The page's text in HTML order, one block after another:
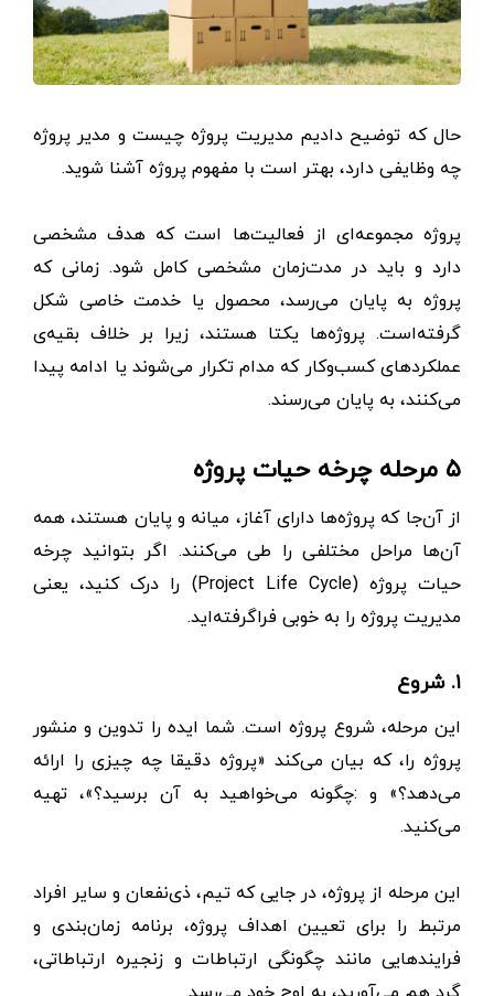
حال که توضیح دادیم مدیریت پروژه چیست و مدیر پروژه
چه وظایفی دارد، بهتر است با مفهوم پروژه آشنا شوید.
پروژه مجموعه‌ای از فعالیت‌ها است که هدف مشخصی
دارد و باید در مدت‌زمان مشخصی کامل شود. زمانی که
پروژه به پایان می‌رسد، محصول یا خدمت خاصی شکل
گرفته‌است. پروژه‌ها یکتا هستند، زیرا بر خلاف بقیه‌ی
عملکردهای کسب‌وکار که مدام تکرار می‌شوند یا ادامه پیدا
می‌کنند، به پایان می‌رسند.
۵ مرحله چرخه حیات پروژه
از آن‌جا که پروژه‌ها دارای آغاز، میانه و پایان هستند، همه
آن‌ها مراحل مختلفی را طی می‌کنند. اگر بتوانید چرخه
حیات پروژه (Project Life Cycle) را درک کنید، یعنی
مدیریت پروژه را به خوبی فراگرفته‌اید.
۱. شروع
این مرحله، شروع پروژه است. شما ایده را تدوین و منشور
پروژه را، که بیان می‌کند «پروژه دقیقا چه چیزی را ارائه
می‌دهد؟» و :چگونه می‌خواهید به آن برسید؟»، تهیه
می‌کنید.
این مرحله از پروژه، در جایی که تیم، ذی‌نفعان و سایر افراد
مرتبط را برای تعیین اهداف پروژه، برنامه زمان‌بندی و
فرایندهایی مانند چگونگی ارتباطات و زنجیره ارتباطاتی،